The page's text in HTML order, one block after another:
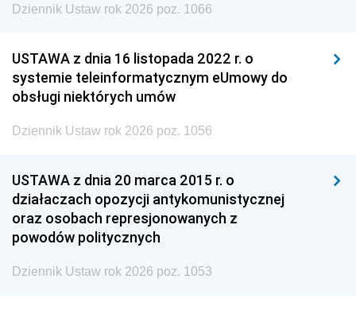
Dziennik Ustaw rok 2026 poz. 1066
USTAWA z dnia 16 listopada 2022 r. o
systemie teleinformatycznym eUmowy do
obsługi niektórych umów
Dziennik Ustaw rok 2026 poz. 1056
USTAWA z dnia 20 marca 2015 r. o
działaczach opozycji antykomunistycznej
oraz osobach represjonowanych z
powodów politycznych
Dziennik Ustaw rok 2026 poz. 1053